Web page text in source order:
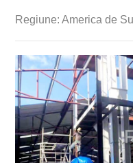
Regiune: America de